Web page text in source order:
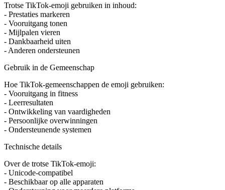
Trotse TikTok-emoji gebruiken in inhoud:
- Prestaties markeren
- Vooruitgang tonen
- Mijlpalen vieren
- Dankbaarheid uiten
- Anderen ondersteunen
Gebruik in de Gemeenschap
Hoe TikTok-gemeenschappen de emoji gebruiken:
- Vooruitgang in fitness
- Leerresultaten
- Ontwikkeling van vaardigheden
- Persoonlijke overwinningen
- Ondersteunende systemen
Technische details
Over de trotse TikTok-emoji:
- Unicode-compatibel
- Beschikbaar op alle apparaten